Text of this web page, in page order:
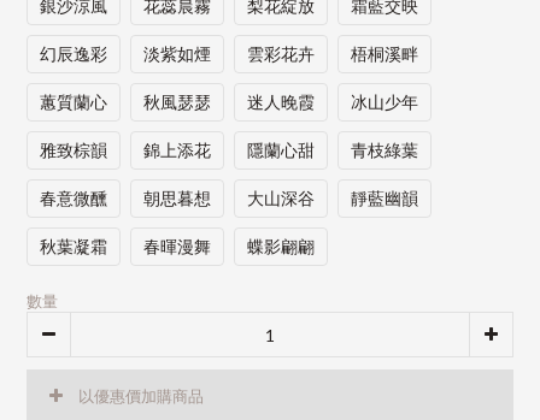
銀沙涼風 花蕊晨霧 梨花綻放 霜藍交映
幻辰逸彩 淡紫如煙 雲彩花卉 梧桐溪畔
蕙質蘭心 秋風瑟瑟 迷人晚霞 冰山少年
雅致棕韻 錦上添花 隱蘭心甜 青枝綠葉
春意微醺 朝思暮想 大山深谷 靜藍幽韻
秋葉凝霜 春暉漫舞 蝶影翩翩
數量
以優惠價加購商品